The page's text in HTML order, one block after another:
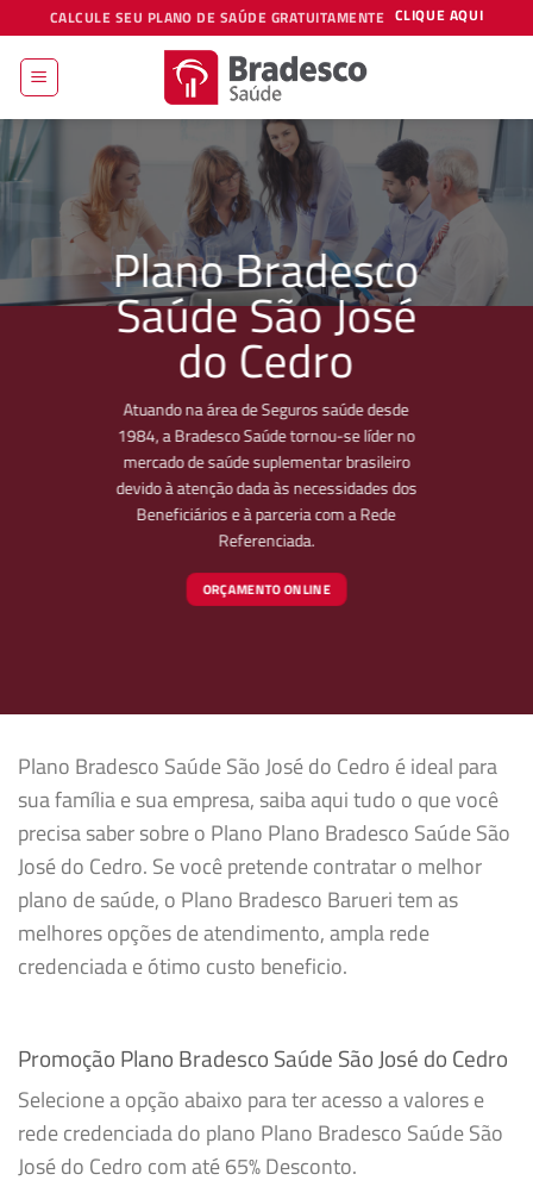
to
content
CALCULE SEU PLANO DE SAÚDE GRATUITAMENTE CLIQUE AQUI
Plano Bradesco
Saúde São José
do Cedro
Atuando na área de Seguros saúde desde
1984, a Bradesco Saúde tornou-se líder no
mercado de saúde suplementar brasileiro
devido à atenção dada às necessidades dos
Beneficiários e à parceria com a Rede
Referenciada.
ORÇAMENTO ONLINE
Plano Bradesco Saúde São José do Cedro é ideal para
sua família e sua empresa, saiba aqui tudo o que você
precisa saber sobre o Plano Plano Bradesco Saúde São
José do Cedro. Se você pretende contratar o melhor
plano de saúde, o Plano Bradesco Barueri tem as
melhores opções de atendimento, ampla rede
credenciada e ótimo custo beneficio.
Promoção Plano Bradesco Saúde São José do Cedro
Selecione a opção abaixo para ter acesso a valores e
rede credenciada do plano Plano Bradesco Saúde São
José do Cedro com até 65% Desconto.